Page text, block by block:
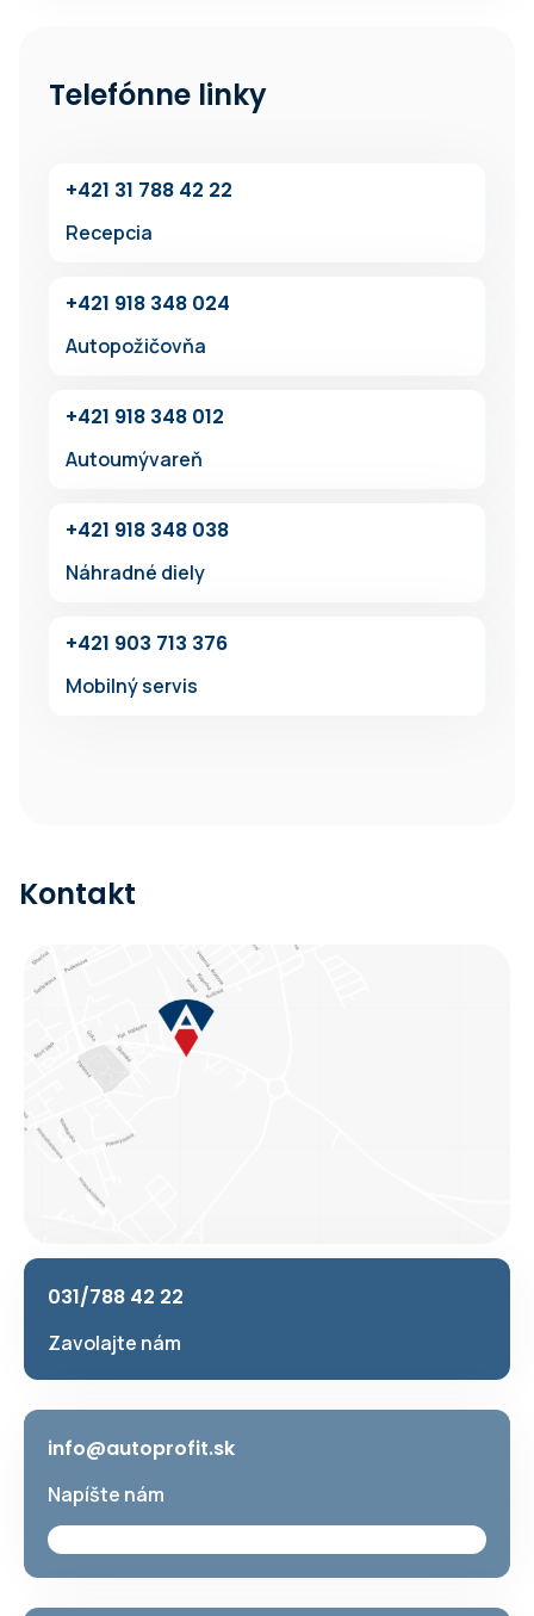
Telefónne linky
+42‍1 31 7‍88 42 22
Recepcia
+42‍1 918 348 024
Autopožičovňa
+42‍1 91‍8 348 012
Autoumývareň
+4‍21 918 34‍8 038
Náhradné diely
+421 903 713 376
Mobilný servis
Kontakt
031/788 42 22
Zavolajte nám
info@autoprofit.sk
Napíšte nám